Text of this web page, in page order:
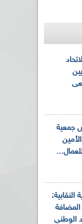
جمعية
النقابية:
المضافة
الوطني